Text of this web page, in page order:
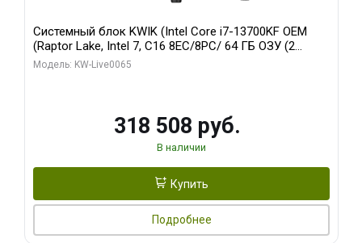
Системный блок KWIK (Intel Core i7-13700KF OEM
(Raptor Lake, Intel 7, C16 8EC/8PC/ 64 ГБ ОЗУ (2
модуля)/ ASUS RTX5080 PROART OC 16GB GDDR7
Модель: KW-Live0065
318 508 руб.
В наличии
Купить
Подробнее